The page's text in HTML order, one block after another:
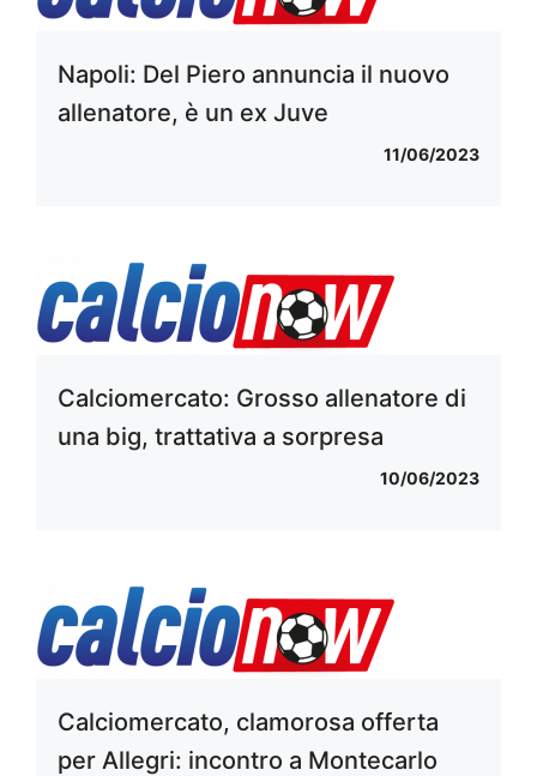
Napoli: Del Piero annuncia il nuovo
allenatore, è un ex Juve
11/06/2023
Calciomercato: Grosso allenatore di
una big, trattativa a sorpresa
10/06/2023
Calciomercato, clamorosa offerta
per Allegri: incontro a Montecarlo